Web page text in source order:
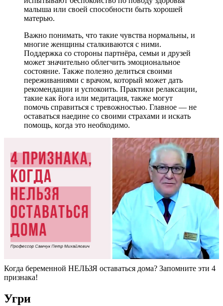
малыша или своей способности быть хорошей
матерью.
Важно понимать, что такие чувства нормальны, и
многие женщины сталкиваются с ними.
Поддержка со стороны партнёра, семьи и друзей
может значительно облегчить эмоциональное
состояние. Также полезно делиться своими
переживаниями с врачом, который может дать
рекомендации и успокоить. Практики релаксации,
такие как йога или медитация, также могут
помочь справиться с тревожностью. Главное — не
оставаться наедине со своими страхами и искать
помощь, когда это необходимо.
Когда беременной НЕЛЬЗЯ оставаться дома? Запомните эти 4
признака!
Угри